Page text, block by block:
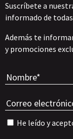
Suscríbete a
informado de
Además te
y promociones
He leído y